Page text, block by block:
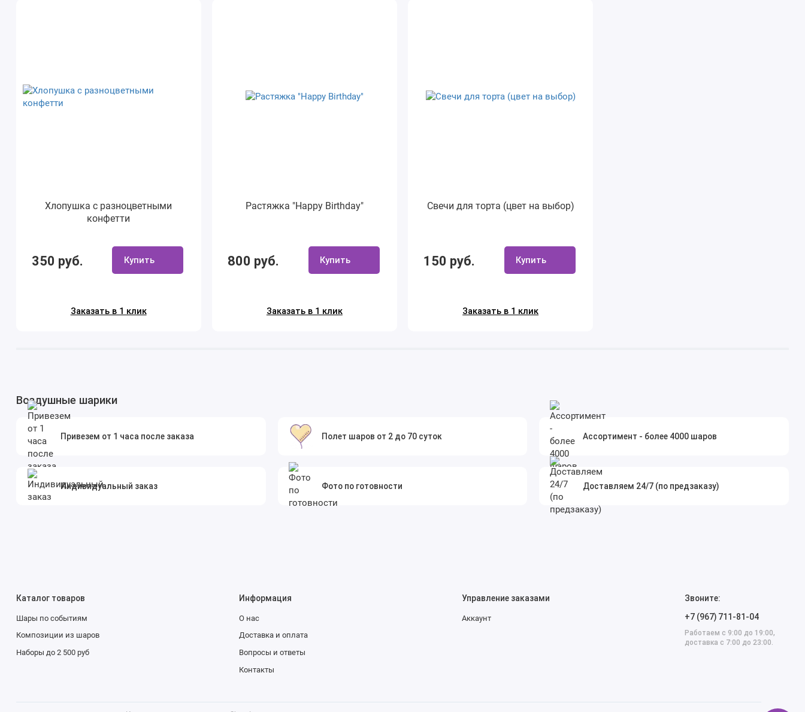
Хлопушка с разноцветными
конфетти
350 руб. Купить
Заказать в 1 клик
Растяжка "Happy Birthday"
800 руб. Купить
Заказать в 1 клик
Свечи для торта (цвет на выбор)
150 руб. Купить
Заказать в 1 клик
Воздушные шарики
Привезем от 1 часа после заказа Полет шаров от 2 до 70 суток Ассортимент - более 4000 шаров
Индивидуальный заказ Фото по готовности Доставляем 24/7 (по предзаказу)
Каталог товаров
Шары по событиям
Композиции из шаров
Наборы до 2 500 руб
Информация
О нас
Доставка и оплата
Вопросы и ответы
Контакты
Управление заказами
Аккаунт
Звоните:
+7 (967) 711-81-04
Работаем с 9:00 до 19:00,
доставка с 7:00 до 23:00.